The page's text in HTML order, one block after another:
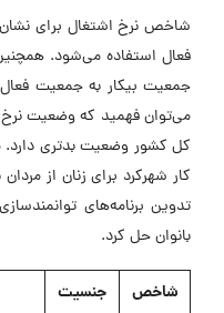
شاخص نرخ اشتغال برای
فعال استفاده می‌شود.
جمعیت بیکار به جمعیت
می‌توان فهمید که وضعیت نرخ
کل کشور وضعیت بدتری دارد.
کار شهرکرد برای زنان از
تدوین برنامه‌های
بانوان حل کرد.
شاخص جنسیت